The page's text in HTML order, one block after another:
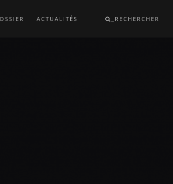
ACTUALITÉS _RECHERCHER